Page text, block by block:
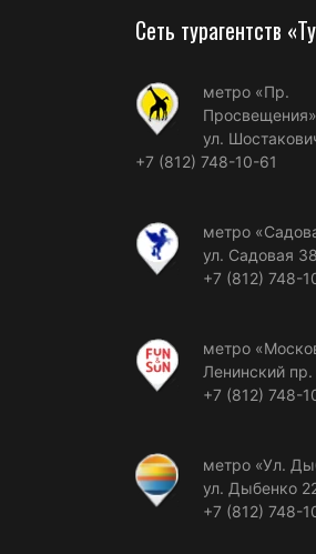
Сеть турагентств
метро «Пр.
ул.
+7 (812) 748-10-61
метро
ул. Садовая 38
+7 (812) 748-
метро
Ленинский пр.
+7 (812) 748-
метро «Ул.
ул. Дыбенко
+7 (812) 748-